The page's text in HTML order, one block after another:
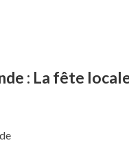
: La fête